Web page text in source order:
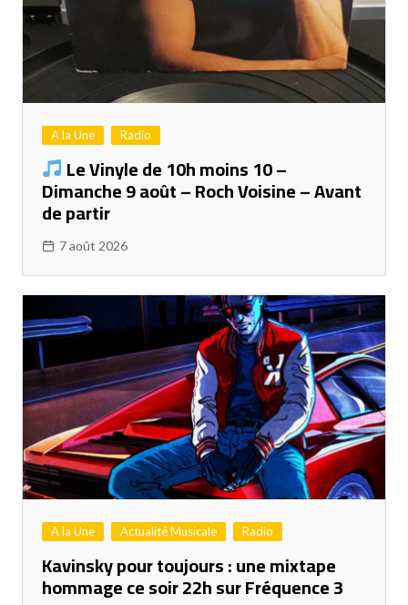
A la Une Radio
Le Vinyle de 10h moins 10 –
Dimanche 9 août – Roch Voisine – Avant
de partir
7 août 2026
A la Une Actualité Musicale Radio
Kavinsky pour toujours : une mixtape
hommage ce soir 22h sur Fréquence 3